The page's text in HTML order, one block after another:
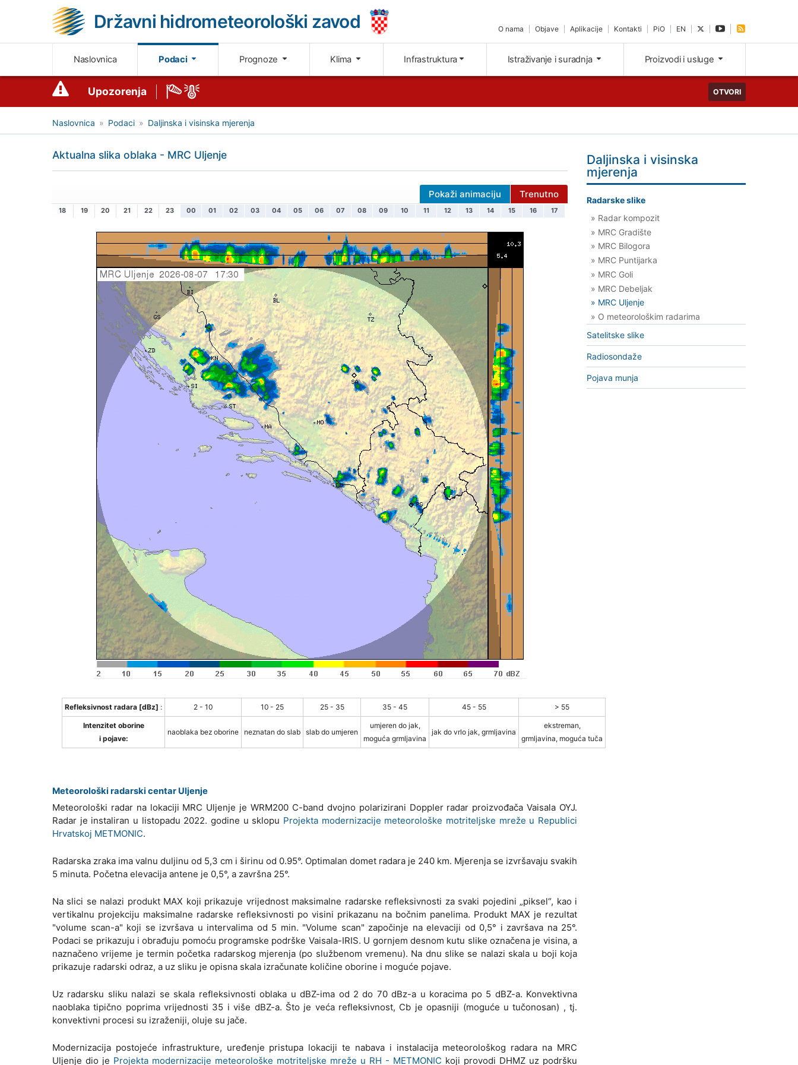
Državni hidrometeorološki zavod O nama Objave Aplikacije Kontakti PiO EN
Naslovnica Podaci Prognoze Klima Infrastruktura Istraživanje i suradnja Proizvodi i usluge
Upozorenja OTVORI
Naslovnica Podaci Daljinska i visinska mjerenja
Aktualna slika oblaka - MRC Uljenje
Pokaži animaciju Trenutno
18 19 20 21 22 23 00 01 02 03 04 05 06 07 08 09 10 11 12 13 14 15 16 17
Refleksivnost radara [dBz] : 2 - 10 10 - 25 25 - 35 35 - 45 45 - 55 > 55
Intenzitet oborine
i pojave:
naoblaka bez oborine neznatan do slab slab do umjeren
umjeren do jak,
moguća grmljavina
jak do vrlo jak, grmljavina
ekstreman,
grmljavina, moguća tuča
Meteorološki radarski centar Uljenje
Meteorološki radar na lokaciji MRC Uljenje je WRM200 C-band dvojno polarizirani Doppler radar proizvođača Vaisala OYJ.
Radar je instaliran u listopadu 2022. godine u sklopu Projekta modernizacije meteorološke motriteljske mreže u Republici
Hrvatskoj METMONIC.
Radarska zraka ima valnu duljinu od 5,3 cm i širinu od 0.95°. Optimalan domet radara je 240 km. Mjerenja se izvršavaju svakih
5 minuta. Početna elevacija antene je 0,5°, a završna 25°.
Na slici se nalazi produkt MAX koji prikazuje vrijednost maksimalne radarske refleksivnosti za svaki pojedini „piksel“, kao i
vertikalnu projekciju maksimalne radarske refleksivnosti po visini prikazanu na bočnim panelima. Produkt MAX je rezultat
"volume scan-a" koji se izvršava u intervalima od 5 min. "Volume scan" započinje na elevaciji od 0,5° i završava na 25°.
Podaci se prikazuju i obrađuju pomoću programske podrške Vaisala-IRIS. U gornjem desnom kutu slike označena je visina, a
naznačeno vrijeme je termin početka radarskog mjerenja (po službenom vremenu). Na dnu slike se nalazi skala u boji koja
prikazuje radarski odraz, a uz sliku je opisna skala izračunate količine oborine i moguće pojave.
Uz radarsku sliku nalazi se skala refleksivnosti oblaka u dBZ-ima od 2 do 70 dBz-a u koracima po 5 dBZ-a. Konvektivna
naoblaka tipično poprima vrijednosti 35 i više dBZ-a. Što je veća refleksivnost, Cb je opasniji (moguće u tučonosan) , tj.
konvektivni procesi su izraženiji, oluje su jače.
Modernizacija postojeće infrastrukture, uređenje pristupa lokaciji te nabava i instalacija meteorološkog radara na MRC
Uljenje dio je Projekta modernizacije meteorološke motriteljske mreže u RH - METMONIC koji provodi DHMZ uz podršku
Daljinska i visinska
mjerenja
Radarske slike
» Radar kompozit
» MRC Gradište
» MRC Bilogora
» MRC Puntijarka
» MRC Goli
» MRC Debeljak
» MRC Uljenje
» O meteorološkim radarima
Satelitske slike
Radiosondaže
Pojava munja